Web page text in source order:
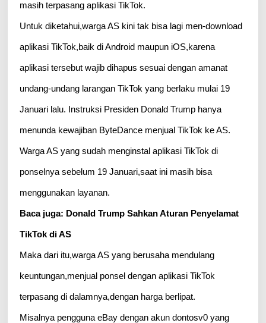
masih terpasang aplikasi TikTok.
Untuk diketahui,warga AS kini tak bisa lagi men-download
aplikasi TikTok,baik di Android maupun iOS,karena
aplikasi tersebut wajib dihapus sesuai dengan amanat
undang-undang larangan TikTok yang berlaku mulai 19
Januari lalu. Instruksi Presiden Donald Trump hanya
menunda kewajiban ByteDance menjual TikTok ke AS.
Warga AS yang sudah menginstal aplikasi TikTok di
ponselnya sebelum 19 Januari,saat ini masih bisa
menggunakan layanan.
Baca juga: Donald Trump Sahkan Aturan Penyelamat
TikTok di AS
Maka dari itu,warga AS yang berusaha mendulang
keuntungan,menjual ponsel dengan aplikasi TikTok
terpasang di dalamnya,dengan harga berlipat.
Misalnya pengguna eBay dengan akun dontosv0 yang